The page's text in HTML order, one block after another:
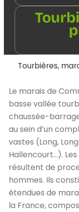
Tourbières,
Le marais de
basse vallée
chaussée-
au sein d’un
vastes (Long,
Hallencourt…).
résultent de
hommes. Ils
étendues de
la France,